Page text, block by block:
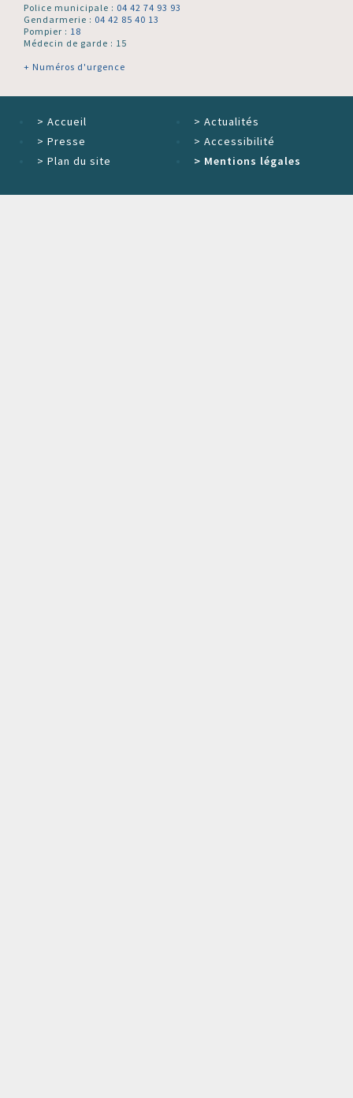
Police municipale : 04 42 74 93 93
Gendarmerie : 04 42 85 40 13
Pompier : 18
Médecin de garde : 15
+ Numéros d'urgence
> Accueil > Actualités
> Presse > Accessibilité
> Plan du site > Mentions légales